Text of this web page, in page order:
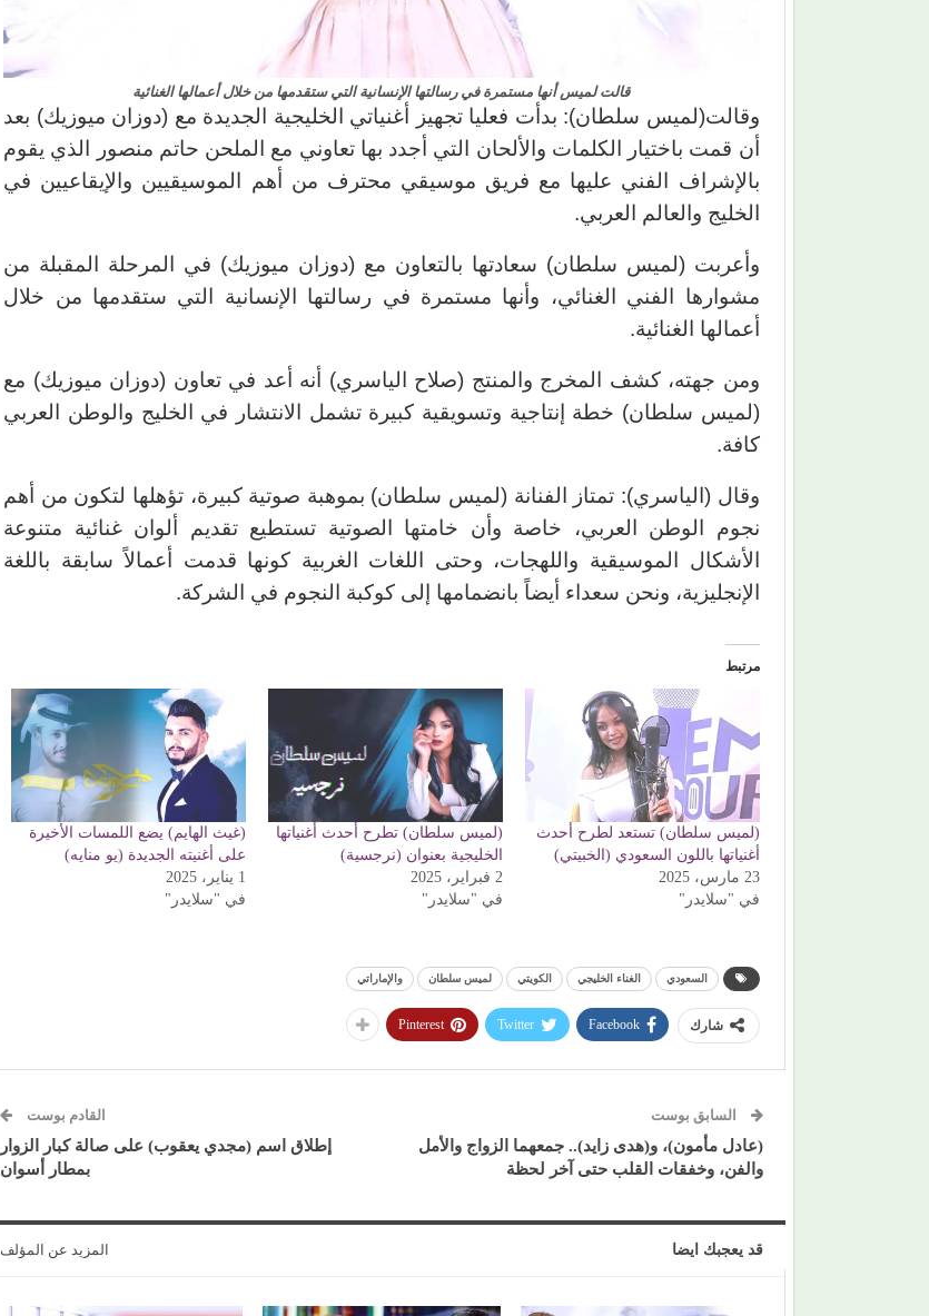
قالت لميس أنها مستمرة في رسالتها الإنسانية التي ستقدمها من خلال أعمالها الغنائية
وقالت(لميس سلطان): بدأت فعليا تجهيز أغنياتي الخليجية الجديدة مع (دوزان ميوزيك) بعد
أن قمت باختيار الكلمات والألحان التي أجدد بها تعاوني مع الملحن حاتم منصور الذي يقوم
بالإشراف الفني عليها مع فريق موسيقي محترف من أهم الموسيقيين والإيقاعيين في
الخليج والعالم العربي.
وأعربت (لميس سلطان) سعادتها بالتعاون مع (دوزان ميوزيك) في المرحلة المقبلة من
مشوارها الفني الغنائي، وأنها مستمرة في رسالتها الإنسانية التي ستقدمها من خلال
أعمالها الغنائية.
ومن جهته، كشف المخرج والمنتج (صلاح الياسري) أنه أعد في تعاون (دوزان ميوزيك) مع
(لميس سلطان) خطة إنتاجية وتسويقية كبيرة تشمل الانتشار في الخليج والوطن العربي
كافة.
وقال (الياسري): تمتاز الفنانة (لميس سلطان) بموهبة صوتية كبيرة، تؤهلها لتكون من أهم
نجوم الوطن العربي، خاصة وأن خامتها الصوتية تستطيع تقديم ألوان غنائية متنوعة
الأشكال الموسيقية واللهجات، وحتى اللغات الغربية كونها قدمت أعمالاً سابقة باللغة
الإنجليزية، ونحن سعداء أيضاً بانضمامها إلى كوكبة النجوم في الشركة.
مرتبط
(لميس سلطان) تستعد لطرح أحدث
أغنياتها باللون السعودي (الخبيتي)
23 مارس، 2025
في "سلايدر"
(لميس سلطان) تطرح أحدث أغنياتها
الخليجية بعنوان (نرجسية)
2 فبراير، 2025
في "سلايدر"
(غيث الهايم) يضع اللمسات الأخيرة
على أغنيته الجديدة (يو منايه)
1 يناير، 2025
في "سلايدر"
السعودي الغناء الخليجي الكويتي لميس سلطان والإماراتي
شارك Facebook
Twitter
Pinterest
السابق بوست
(عادل مأمون)، و(هدى زايد).. جمعهما الزواج والأمل
والفن، وخفقات القلب حتى آخر لحظة
القادم بوست
إطلاق اسم (مجدي يعقوب) على صالة كبار الزوار
بمطار أسوان
قد يعجبك ايضا المزيد عن المؤلف